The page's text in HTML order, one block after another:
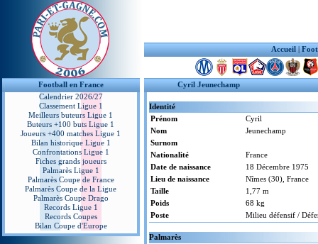
Accueil |
Football en France
Calendrier 2026/27
Classement Ligue 1
Meilleurs buteurs Ligue 1
Buteurs +100 buts Ligue 1
Joueurs +400 matches Ligue 1
Bilan historique Ligue 1
Confrontations Ligue 1
Fiches grands joueurs
Palmarès Ligue 1
Palmarès Coupe de France
Palmarès Coupe de la Ligue
Palmarès Coupe Drago
Records Ligue 1
Records Coupes
Bilan Coupe d'Europe
Cyril Jeunechamp
Identité
Prénom
Cyril
Nom
Jeunechamp
Surnom
Nationalité
France
Date de naissance
18 Décembre 1975
Lieu de naissance
Nîmes (30), France
Taille
1,77 m
Poids
68 kg
Poste
Milieu défensif /
Palmarès